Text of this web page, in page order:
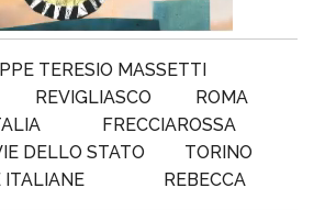
TERESIO MASSETTI
REVIGLIASCO
ROMA
FRECCIAROSSA
DELLO STATO
TORINO
ITALIANE
REBECCA